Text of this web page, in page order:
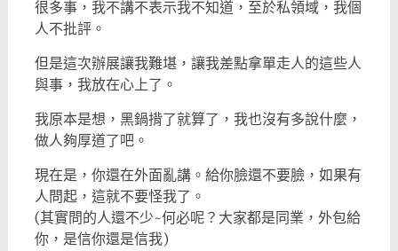
很多事，我不講不表示我不知道，至於私領域，我個
人不批評。
但是這次辦展讓我難堪，讓我差點拿單走人的這些人
與事，我放在心上了。
我原本是想，黑鍋揹了就算了，我也沒有多說什麼，
做人夠厚道了吧。
現在是，你還在外面亂講。給你臉還不要臉，如果有
人問起，這就不要怪我了。
(其實問的人還不少~何必呢？大家都是同業，外包給
你，是信你還是信我)